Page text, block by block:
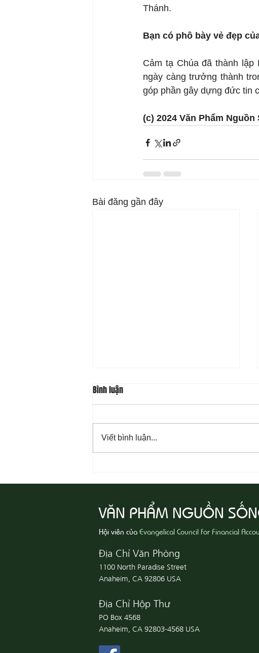
Thánh.
Bạn có phô bày vẻ đẹp
Cảm tạ Chúa đã thành lập
ngày càng trưởng thành
góp phần gây dựng đức tin
(c) 2024 Văn Phẩm
Bài đăng gần đây
08-07 Nhân Từ Và Chân Thật
Bình luận
Viết bình luận...
VĂN PHẨM NGUỒN
Hội viên củaEvangelical Council for Financial
Địa Chỉ Văn Phòng
1100 North Paradise Street
Anaheim, CA 92806 USA
Địa Chỉ Hộp Thư
PO Box 4568
Anaheim, CA 92803-4568 USA